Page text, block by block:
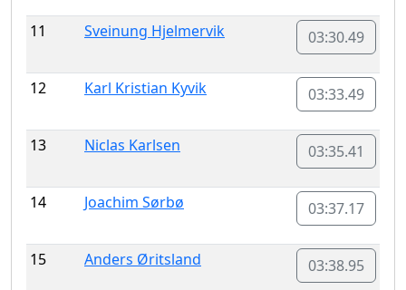
11 Sveinung Hjelmervik 03:30.49
12 Karl Kristian Kyvik 03:33.49
13 Niclas Karlsen 03:35.41
14 Joachim Sørbø 03:37.17
15 Anders Øritsland 03:38.95